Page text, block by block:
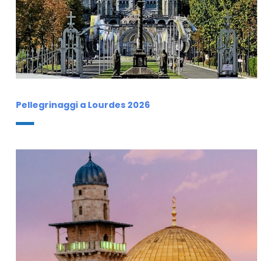
Pellegrinaggi a Lourdes 2026